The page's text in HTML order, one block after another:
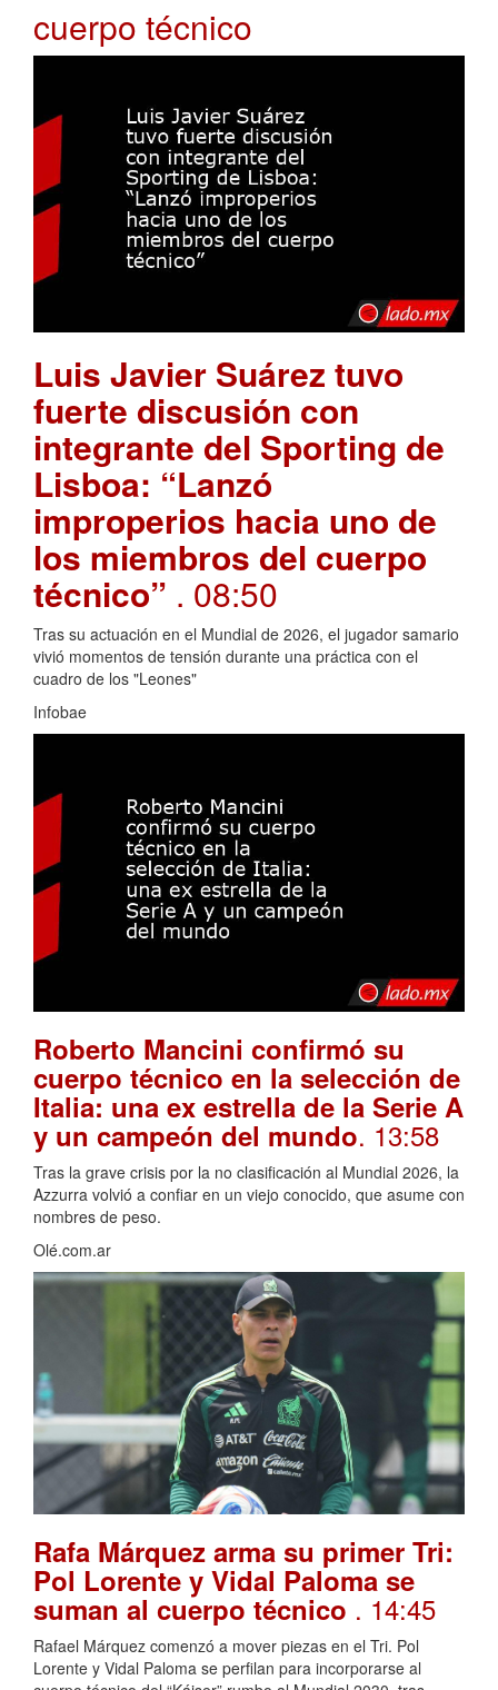
cuerpo técnico
Luis Javier Suárez tuvo
fuerte discusión con
integrante del Sporting de
Lisboa: “Lanzó
improperios hacia uno de
los miembros del cuerpo
técnico” . 08:50
Tras su actuación en el Mundial de 2026, el jugador samario
vivió momentos de tensión durante una práctica con el
cuadro de los "Leones"
Infobae
Roberto Mancini confirmó su
cuerpo técnico en la selección de
Italia: una ex estrella de la Serie A
y un campeón del mundo. 13:58
Tras la grave crisis por la no clasificación al Mundial 2026, la
Azzurra volvió a confiar en un viejo conocido, que asume con
nombres de peso.
Olé.com.ar
Rafa Márquez arma su primer Tri:
Pol Lorente y Vidal Paloma se
suman al cuerpo técnico . 14:45
Rafael Márquez comenzó a mover piezas en el Tri. Pol
Lorente y Vidal Paloma se perfilan para incorporarse al